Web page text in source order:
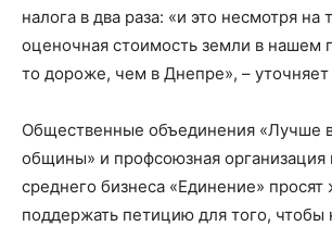
налога в два раза: «и это несмотря на
оценочная стоимость земли в нашем
то дороже, чем в Днепре», – уточняет
Общественные объединения «Лучше
общины» и профсоюзная организация
среднего бизнеса «Единение»
поддержать петицию для того, чтобы